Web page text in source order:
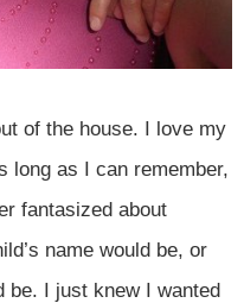
of the house. I love my
long as I can remember,
fantasized about
name would be, or
be. I just knew I wanted